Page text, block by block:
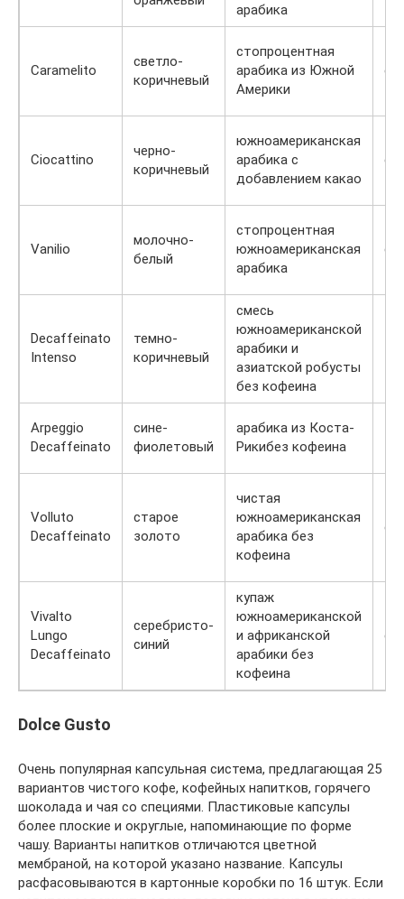
арабика
Caramelito
светло-
коричневый
стопроцентная
арабика из Южной
Америки
Ciocattino
черно-
коричневый
южноамериканская
арабика с
добавлением какао
Vanilio
молочно-
белый
стопроцентная
южноамериканская
арабика
Decaffeinato
Intenso
темно-
коричневый
смесь
южноамериканской
арабики и
азиатской робусты
без кофеина
Arpeggio
Decaffeinato
сине-
фиолетовый
арабика из Коста-
Рикибез кофеина
Volluto
Decaffeinato
старое
золото
чистая
южноамериканская
арабика без
кофеина
Vivalto
Lungo
Decaffeinato
серебристо-
синий
купаж
южноамериканской
и африканской
арабики без
кофеина
Dolce Gusto
Очень популярная капсульная система, предлагающая 25
вариантов чистого кофе, кофейных напитков, горячего
шоколада и чая со специями. Пластиковые капсулы
более плоские и округлые, напоминающие по форме
чашу. Варианты напитков отличаются цветной
мембраной, на которой указано название. Капсулы
расфасовываются в картонные коробки по 16 штук. Если